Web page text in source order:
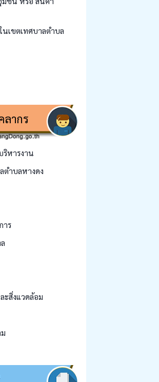
นเขตเทศบาลตำบล
ลากร
ริหารงาน
ตำบลหางดง
าร
ะสิ่งแวดล้อม